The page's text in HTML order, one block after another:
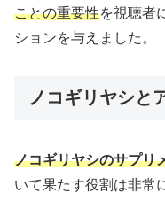
ことの重要性を視聴者
ションを与えました。
ノコギリヤシと
ノコギリヤシのサプリ
いて果たす役割は非常